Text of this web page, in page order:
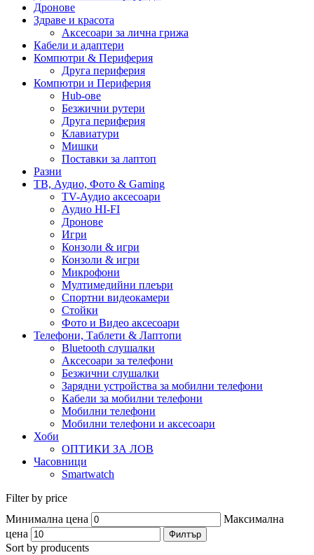
Дронове
Здраве и красота
Аксесоари за лична грижа
Кабели и адаптери
Компютри & Периферия
Друга периферия
Компютри и Периферия
Hub-ове
Безжични рутери
Друга периферия
Клавиатури
Мишки
Поставки за лаптоп
Разни
ТВ, Аудио, Фото & Gaming
TV-Аудио аксесоари
Аудио HI-FI
Дронове
Игри
Конзоли & игри
Конзоли & игри
Микрофони
Мултимедийни плеъри
Спортни видеокамери
Стойки
Фото и Видео аксесоари
Телефони, Таблети & Лаптопи
Bluetooth слушалки
Аксесоари за телефони
Безжични слушалки
Зарядни устройства за мобилни телефони
Кабели за мобилни телефони
Мобилни телефони
Мобилни телефони и аксесоари
Хоби
ОПТИКИ ЗА ЛОВ
Часовници
Smartwatch
Filter by price
Минимална цена
Максимална
цена
Филтър
Sort by producents